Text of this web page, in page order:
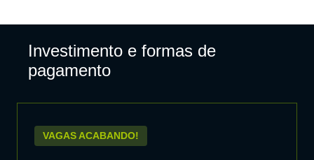
Investimento e formas de
pagamento
VAGAS ACABANDO!